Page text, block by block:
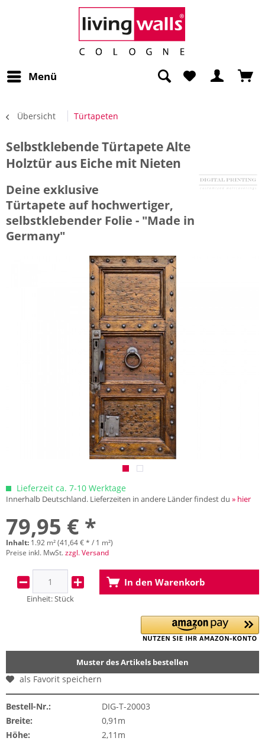
Menü
Übersicht Türtapeten
Selbstklebende Türtapete Alte
Holztür aus Eiche mit Nieten
Deine exklusive
Türtapete auf hochwertiger,
selbstklebender Folie - "Made in
Germany"
Lieferzeit ca. 7-10 Werktage
Innerhalb Deutschland. Lieferzeiten in andere Länder findest du » hier
79,95 € *
Inhalt: 1.92 m² (41,64 € * / 1 m²)
Preise inkl. MwSt.zzgl. Versand
Einheit:Stück
In den Warenkorb
Muster des Artikels bestellen
als Favorit speichern
Bestell-Nr.:
DIG-T-20003
Breite:
0,91m
Höhe:
2,11m